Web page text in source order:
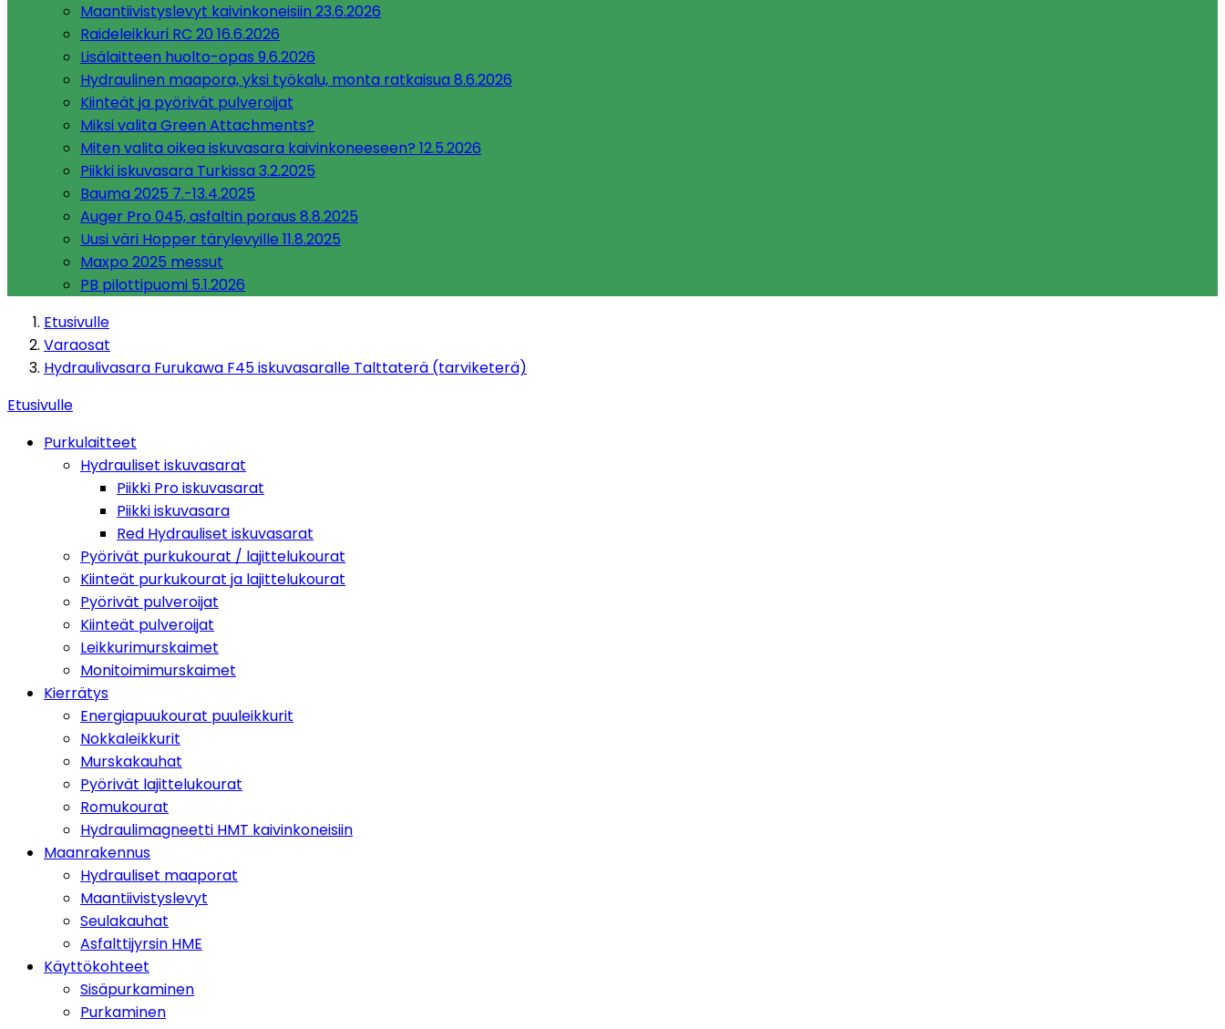
Maantiivistyslevyt kaivinkoneisiin 23.6.2026
Raideleikkuri RC 20 16.6.2026
Lisälaitteen huolto-opas 9.6.2026
Hydraulinen maapora, yksi työkalu, monta ratkaisua 8.6.2026
Kiinteät ja pyörivät pulveroijat
Miksi valita Green Attachments?
Miten valita oikea iskuvasara kaivinkoneeseen? 12.5.2026
Piikki iskuvasara Turkissa 3.2.2025
Bauma 2025 7.-13.4.2025
Auger Pro 045, asfaltin poraus 8.8.2025
Uusi väri Hopper tärylevyille 11.8.2025
Maxpo 2025 messut
PB pilottipuomi 5.1.2026
Etusivulle
Varaosat
Hydraulivasara Furukawa F45 iskuvasaralle Talttaterä (tarviketerä)
Etusivulle
Purkulaitteet
Hydrauliset iskuvasarat
Piikki Pro iskuvasarat
Piikki iskuvasara
Red Hydrauliset iskuvasarat
Pyörivät purkukourat / lajittelukourat
Kiinteät purkukourat ja lajittelukourat
Pyörivät pulveroijat
Kiinteät pulveroijat
Leikkurimurskaimet
Monitoimimurskaimet
Kierrätys
Energiapuukourat puuleikkurit
Nokkaleikkurit
Murskakauhat
Pyörivät lajittelukourat
Romukourat
Hydraulimagneetti HMT kaivinkoneisiin
Maanrakennus
Hydrauliset maaporat
Maantiivistyslevyt
Seulakauhat
Asfalttijyrsin HME
Käyttökohteet
Sisäpurkaminen
Purkaminen